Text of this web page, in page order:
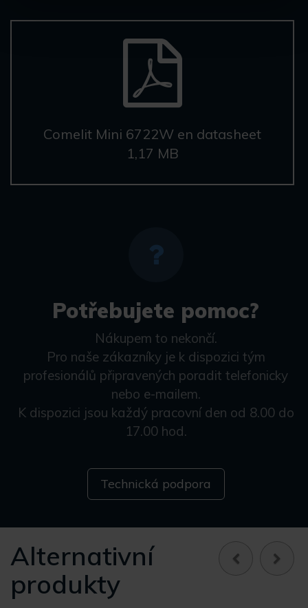
Comelit Mini 6722W en datasheet
1,17 MB
Potřebujete pomoc?
Nákupem to nekončí.
Pro naše zákazníky je k dispozici tým
profesionálů připravených poradit telefonicky
nebo e-mailem.
K dispozici jsou každý pracovní den od 8.00 do
17.00 hod.
Technická podpora
Alternativní
produkty